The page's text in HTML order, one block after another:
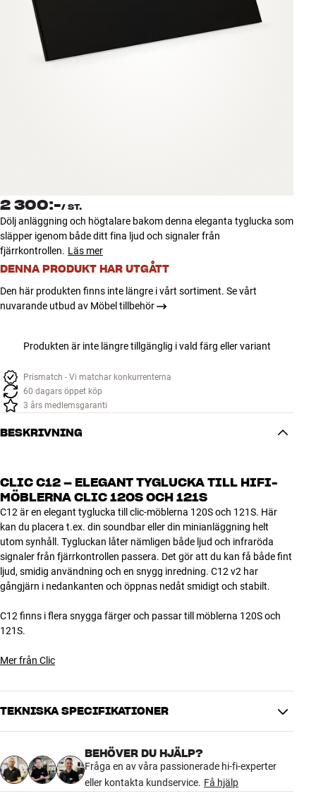
INSPIRATION
Kundtjänst
Logga in
Kundtjänst
Bygg med ljud
Företag
2 300:-/ ST.
Dölj anläggning och högtalare bakom denna eleganta tyglucka som
släpper igenom både ditt fina ljud och signaler från
fjärrkontrollen. Läs mer
DENNA PRODUKT HAR UTGÅTT
Den här produkten finns inte längre i vårt sortiment. Se vårt
nuvarande utbud av Möbel tillbehör
Produkten är inte längre tillgänglig i vald färg eller variant
Prismatch - Vi matchar konkurrenterna
60 dagars öppet köp
3 års medlemsgaranti
BESKRIVNING
CLIC C12 – ELEGANT TYGLUCKA TILL HIFI-
MÖBLERNA CLIC 120S OCH 121S
C12 är en elegant tyglucka till clic-möblerna 120S och 121S. Här
kan du placera t.ex. din soundbar eller din minianläggning helt
utom synhåll. Tygluckan låter nämligen både ljud och infraröda
signaler från fjärrkontrollen passera. Det gör att du kan få både fint
ljud, smidig användning och en snygg inredning. C12 v2 har
gångjärn i nedankanten och öppnas nedåt smidigt och stabilt.
C12 finns i flera snygga färger och passar till möblerna 120S och
121S.
Mer från Clic
TEKNISKA SPECIFIKATIONER
DIMENSIONER OCH DESIGN
Färg
Svart
Färg
Svart
BEHÖVER DU HJÄLP?
Fråga en av våra passionerade hi-fi-experter
eller kontakta kundservice. Få hjälp